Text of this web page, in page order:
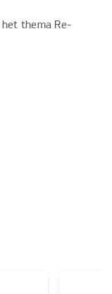
thema Re-